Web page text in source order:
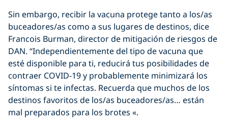
Sin embargo, recibir la vacuna protege tanto a los/as
buceadores/as como a sus lugares de destinos, dice
Francois Burman, director de mitigación de riesgos de
DAN. “Independientemente del tipo de vacuna que
esté disponible para ti, reducirá tus posibilidades de
contraer COVID-19 y probablemente minimizará los
síntomas si te infectas. Recuerda que muchos de los
destinos favoritos de los/as buceadores/as… están
mal preparados para los brotes «.